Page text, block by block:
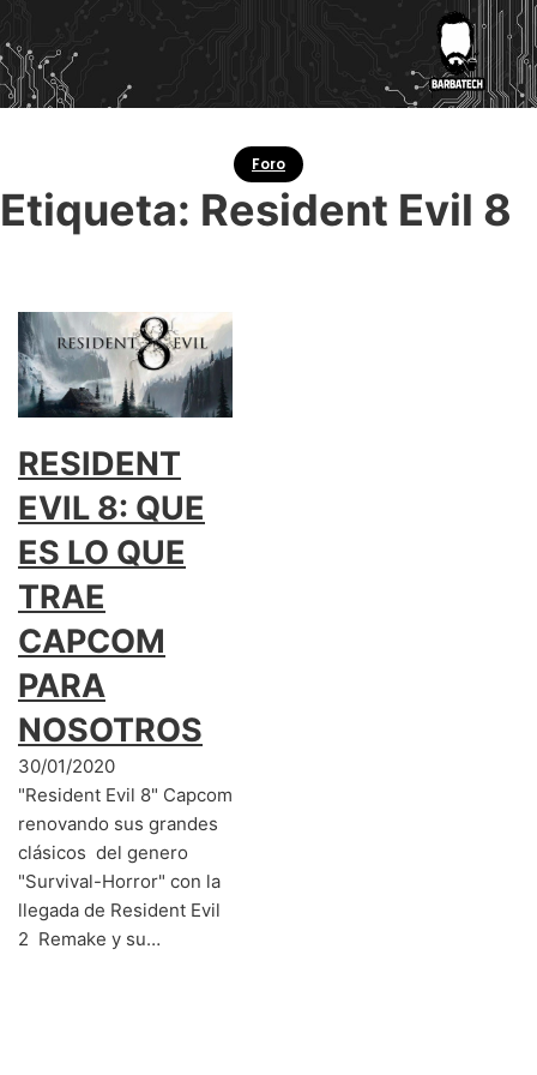
Foro
Etiqueta: Resident Evil 8
RESIDENT
EVIL 8: QUE
ES LO QUE
TRAE
CAPCOM
PARA
NOSOTROS
30/01/2020
"Resident Evil 8" Capcom
renovando sus grandes
clásicos del genero
"Survival-Horror" con la
llegada de Resident Evil
2 Remake y su…